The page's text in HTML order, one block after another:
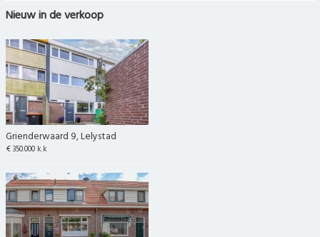
Nieuw in de verkoop
Grienderwaard 9, Lelystad
€ 350.000 k.k